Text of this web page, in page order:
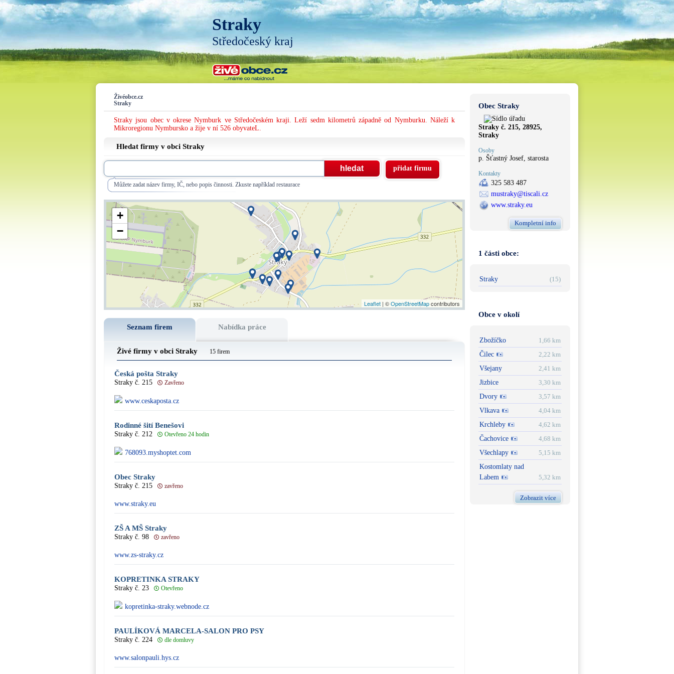
Straky
Středočeský kraj
Živéobce.cz
Straky
Straky jsou obec v okrese Nymburk ve Středočeském kraji. Leží sedm kilometrů západně od Nymburku. Náleží k
Mikroregionu Nymbursko a žije v ní 526 obyvateL.
Hledat firmy v obci Straky
Můžete zadat název firmy, IČ, nebo popis činnosti. Zkuste například restaurace
přidat firmu
+
−
Leaflet| ©OpenStreetMapcontributors
Seznam firem Nabídka práce
Živé firmy v obci Straky 15 firem
Česká pošta Straky
Straky č. 215 Zavřeno
www.ceskaposta.cz
Rodinné šití Benešovi
Straky č. 212 Otevřeno 24 hodin
768093.myshoptet.com
Obec Straky
Straky č. 215 zavřeno
www.straky.eu
ZŠ A MŠ Straky
Straky č. 98 zavřeno
www.zs-straky.cz
KOPRETINKA STRAKY
Straky č. 23 Otevřeno
kopretinka-straky.webnode.cz
PAULÍKOVÁ MARCELA-SALON PRO PSY
Straky č. 224 dle domluvy
www.salonpauli.hys.cz
Obec Straky
Straky č. 215, 28925,
Straky
Osoby
p. Šťastný Josef, starosta
Kontakty
325 583 487
mustraky@tiscali.cz
www.straky.eu
Kompletní info
1 části obce:
Straky (15)
Obce v okolí
Zbožíčko
1,66 km
Čilec
2,22 km
Všejany
2,41 km
Jizbice
3,30 km
Dvory
3,57 km
Vlkava
4,04 km
Krchleby
4,62 km
Čachovice
4,68 km
Všechlapy
5,15 km
Kostomlaty nad
Labem
5,32 km
Zobrazit více